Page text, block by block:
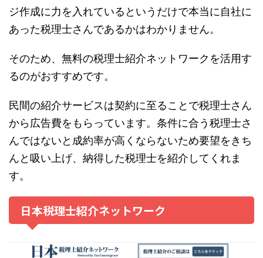
ジ作成に力を入れているというだけで本当に自社に
あった税理士さんであるかはわかりません。
そのため、無料の税理士紹介ネットワークを活用す
るのがおすすめです。
民間の紹介サービスは契約に至ることで税理士さん
から広告費をもらっています。条件に合う税理士さ
んではないと成約率が高くならないため要望をきち
んと吸い上げ、納得した税理士を紹介してくれま
す。
日本税理士紹介ネットワーク